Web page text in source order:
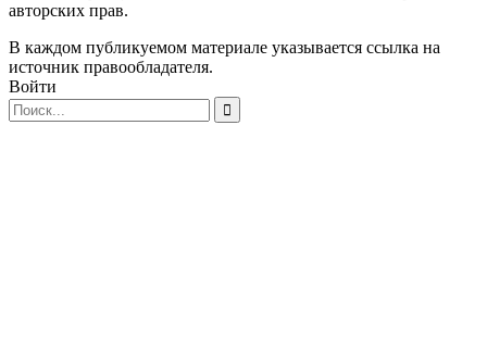
авторских прав.
В каждом публикуемом материале указывается ссылка на
источник правообладателя.
Войти